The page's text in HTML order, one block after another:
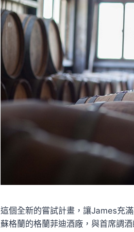
這個全新的嘗試計畫，讓James充
蘇格蘭的格蘭菲迪酒廠，與首席調